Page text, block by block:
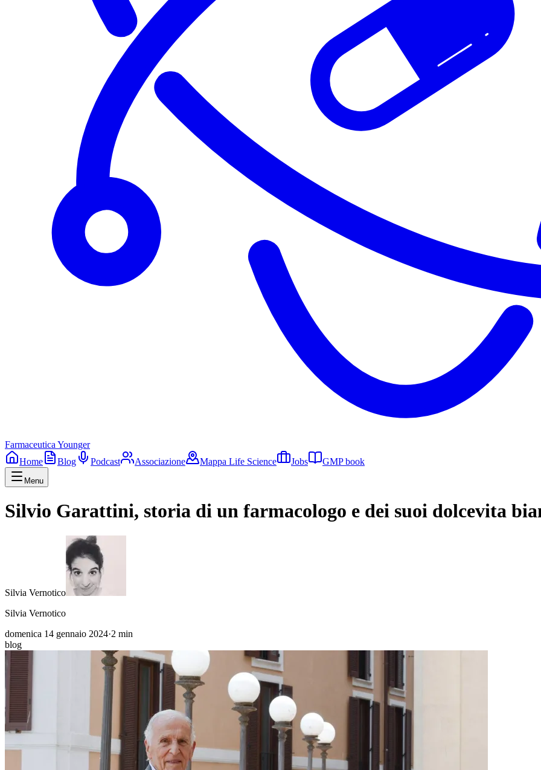
Farmaceutica Younger
Home
Blog Podcast Associazione Mappa Life Science Jobs GMP book
Menu
Silvio Garattini, storia di un farmacologo e dei suoi dolcevita
Silvia Vernotico
Silvia Vernotico
domenica 14 gennaio 2024·2 min
blog